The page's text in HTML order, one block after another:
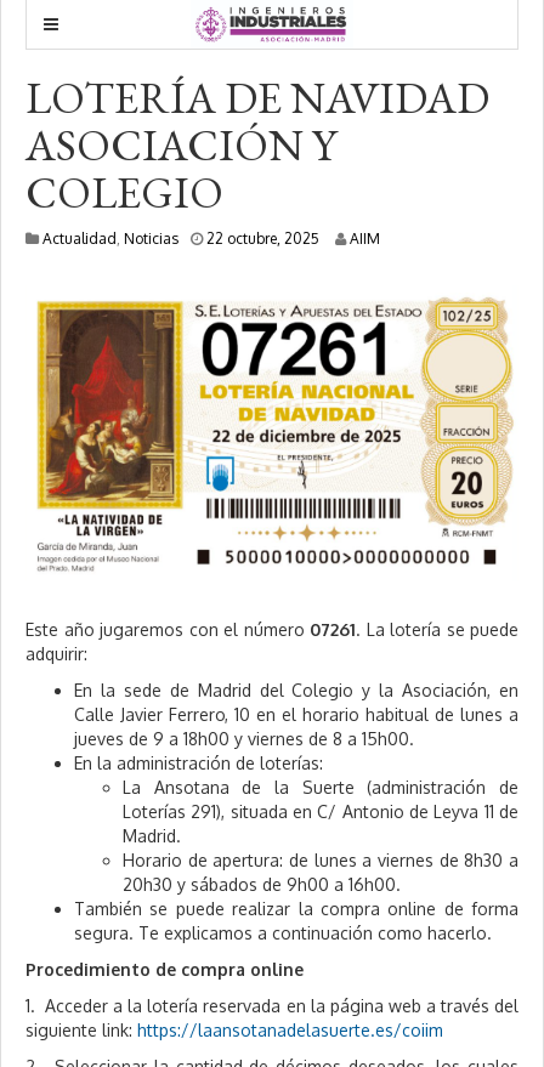
LOTERÍA DE NAVIDAD
ASOCIACIÓN Y
COLEGIO
Actualidad , Noticias 22 octubre, 2025
t
u
b
r
e
,
2
0
AIIM
Este año jugaremos con el número 07261. La lotería se puede
adquirir:
En la sede de Madrid del Colegio y la Asociación, en
Calle Javier Ferrero, 10 en el horario habitual de lunes a
jueves de 9 a 18h00 y viernes de 8 a 15h00.
En la administración de loterías:
La Ansotana de la Suerte (administración de
Loterías 291), situada en C/ Antonio de Leyva 11 de
Madrid.
Horario de apertura: de lunes a viernes de 8h30 a
20h30 y sábados de 9h00 a 16h00.
También se puede realizar la compra online de forma
segura. Te explicamos a continuación como hacerlo.
Procedimiento de compra online
1. Acceder a la lotería reservada en la página web a través del
siguiente link: https://laansotanadelasuerte.es/coiim